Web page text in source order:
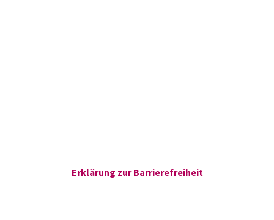
Erklärung zur Barrierefreiheit